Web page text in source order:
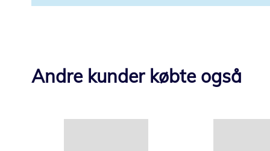
Andre kunder købte også